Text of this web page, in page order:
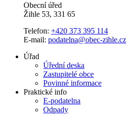
Obecní úřed
Žihle 53, 331 65
Telefon: +420 373 395 114
E-mail: podatelna@obec-zihle.cz
Úřad
Úřední deska
Zastupitelé obce
Povinné informace
Praktické info
E-podatelna
Odpady